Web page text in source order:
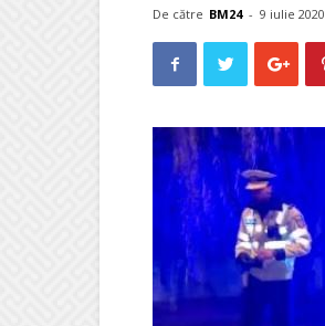
De către BM24 - 9 iulie 2020